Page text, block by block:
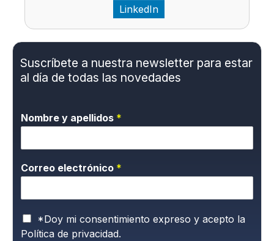
LinkedIn
Suscríbete a nuestra newsletter para estar
al día de todas las novedades
Nombre y apellidos *
Correo electrónico *
P
o
*Doy mi consentimiento expreso y acepto la
Política de privacidad.